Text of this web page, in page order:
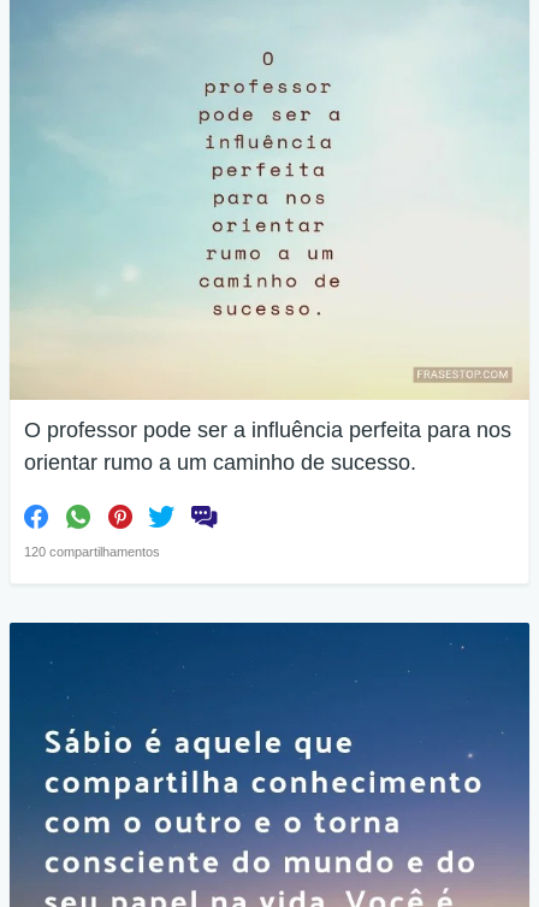
O professor pode ser a influência perfeita para nos
orientar rumo a um caminho de sucesso.
120 compartilhamentos